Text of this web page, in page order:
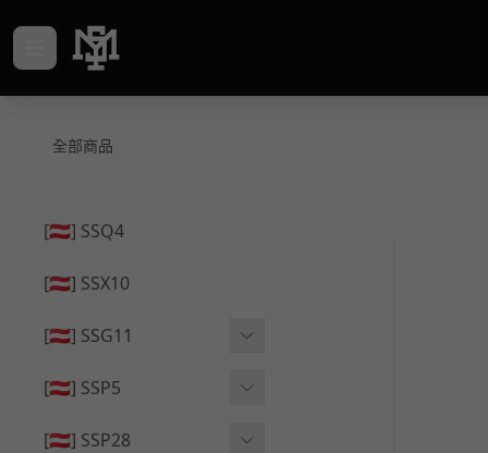
全部商品
[🇦🇹] SSQ4
[🇦🇹] SSX10
[🇦🇹] SSG11
🔄 原廠 ⧸ 零件
[🇦🇹] SSP5
🔄 原廠 ⧸ 零件
[🇦🇹] SSP28